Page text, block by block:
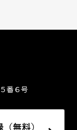
番６号